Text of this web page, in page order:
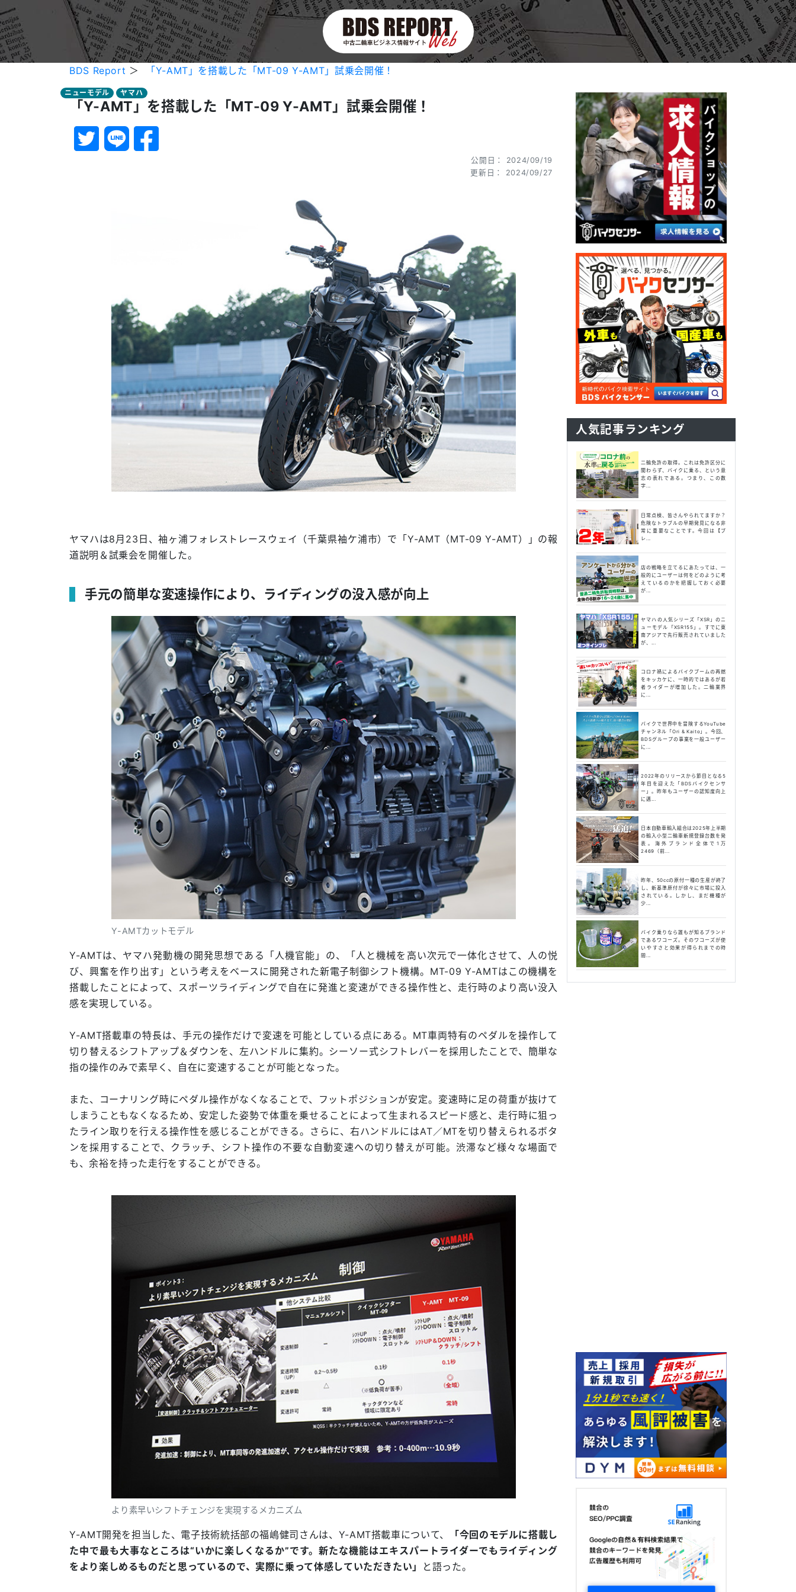
BDS Report ＞ 「Y-AMT」を搭載した「MT-09 Y-AMT」試乗会開催！
ニューモデル ヤマハ
「Y-AMT」を搭載した「MT-09 Y-AMT」試乗会開催！
公開日： 2024/09/19
更新日： 2024/09/27
ヤマハは8月23日、袖ヶ浦フォレストレースウェイ（千葉県袖ケ浦市）で「Y-AMT（MT-09 Y-AMT）」の報
道説明＆試乗会を開催した。
手元の簡単な変速操作により、ライディングの没入感が向上
Y-AMTカットモデル
Y-AMTは、ヤマハ発動機の開発思想である「人機官能」の、「人と機械を高い次元で一体化させて、人の悦
び、興奮を作り出す」という考えをベースに開発された新電子制御シフト機構。MT-09 Y-AMTはこの機構を
搭載したことによって、スポーツライディングで自在に発進と変速ができる操作性と、走行時のより高い没入
感を実現している。
Y-AMT搭載車の特長は、手元の操作だけで変速を可能としている点にある。MT車両特有のペダルを操作して
切り替えるシフトアップ＆ダウンを、左ハンドルに集約。シーソー式シフトレバーを採用したことで、簡単な
指の操作のみで素早く、自在に変速することが可能となった。
また、コーナリング時にペダル操作がなくなることで、フットポジションが安定。変速時に足の荷重が抜けて
しまうこともなくなるため、安定した姿勢で体重を乗せることによって生まれるスピード感と、走行時に狙っ
たライン取りを行える操作性を感じることができる。さらに、右ハンドルにはAT／MTを切り替えられるボタ
ンを採用することで、クラッチ、シフト操作の不要な自動変速への切り替えが可能。渋滞など様々な場面で
も、余裕を持った走行をすることができる。
より素早いシフトチェンジを実現するメカニズム
Y-AMT開発を担当した、電子技術統括部の福嶋健司さんは、Y-AMT搭載車について、
「今回のモデルに搭載し
た中で最も大事なところは“いかに楽しくなるか”です。新たな機能はエキスパートライダーでもライディング
をより楽しめるものだと思っているので、実際に乗って体感していただきたい」
と語った。
人気記事ランキング
二輪免許の取得。これは免許区分に
関わらず、バイクに乗る、という意
志の表れである。つまり、この数
字...
日常点検、皆さんやられてますか？
危険なトラブルの早期発見になる非
常に重要なことです。今回は【ブ
レ...
店の戦略を立てるにあたっては、一
般的にユーザーは何をどのように考
えているのかを把握しておく必要
が...
ヤマハの人気シリーズ「XSR」のニ
ューモデル「XSR155」。すでに東
南アジアで先行販売されていました
が、...
コロナ禍によるバイクブームの再燃
をキッカケに、一時的ではあるが若
者ライダーが増加した。二輪業界
に...
バイクで世界中を冒険するYouTube
チャンネル「Ori & Kaito」。今回、
BDSグループの事業を一般ユーザー
に...
2022年のリリースから節目となる5
年目を迎えた「BDSバイクセンサ
ー」。昨年もユーザーの認知度向上
に邁...
日本自動車輸入組合は2025年上半期
の輸入小型二輪車新規登録台数を発
表。海外ブランド全体で1万
2469（前...
昨年、50ccの原付一種の生産が終了
し、新基準原付が徐々に市場に投入
されている。しかし、まだ機種が
少...
バイク乗りなら誰もが知るブランド
であるワコーズ。そのワコーズが使
いやすさと効果が得られまでの時
間...